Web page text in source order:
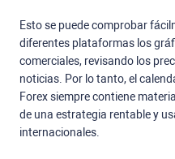
Esto se puede comprobar
diferentes plataformas los
comerciales, revisando los
noticias. Por lo tanto, el
Forex siempre contiene
de una estrategia rentable y
internacionales.